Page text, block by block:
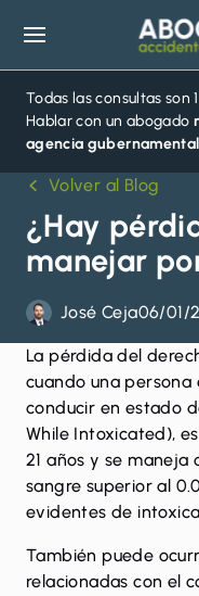
Todas las consultas son
Hablar con un abogado
agencia gubernamental
Volver al Blog
¿Hay
manejar
José Ceja06/01/
La pérdida del
cuando una persona
conducir en estado
While Intoxicated),
21 años y se maneja
sangre superior al
evidentes de
También puede
relacionadas con el